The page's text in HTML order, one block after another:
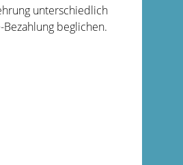
unterschiedlich
beglichen.